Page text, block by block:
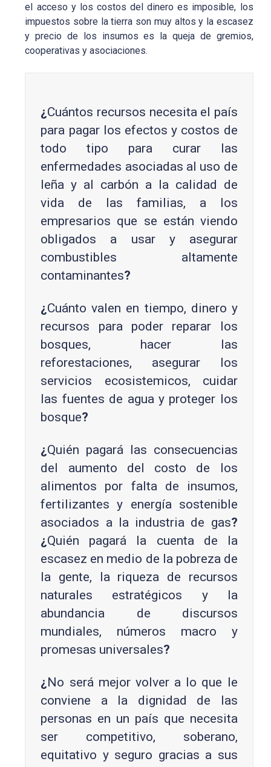
el acceso y los costos del dinero es imposible, los
impuestos sobre la tierra son muy altos y la escasez
y precio de los insumos es la queja de gremios,
cooperativas y asociaciones.
¿ Cuántos recursos necesita el país
para pagar los efectos y costos de
todo tipo para curar las
enfermedades asociadas al uso de
leña y al carbón a la calidad de
vida de las familias, a los
empresarios que se están viendo
obligados a usar y asegurar
combustibles altamente
contaminantes?
¿ Cuánto valen en tiempo, dinero y
recursos para poder reparar los
bosques, hacer las
reforestaciones, asegurar los
servicios ecosistemicos, cuidar
las fuentes de agua y proteger los
bosque?
¿ Quién pagará las consecuencias
del aumento del costo de los
alimentos por falta de insumos,
fertilizantes y energía sostenible
asociados a la industria de gas?
¿ Quién pagará la cuenta de la
escasez en medio de la pobreza de
la gente, la riqueza de recursos
naturales estratégicos y la
abundancia de discursos
mundiales, números macro y
promesas universales?
¿ No será mejor volver a lo que le
conviene a la dignidad de las
personas en un país que necesita
ser competitivo, soberano,
equitativo y seguro gracias a sus